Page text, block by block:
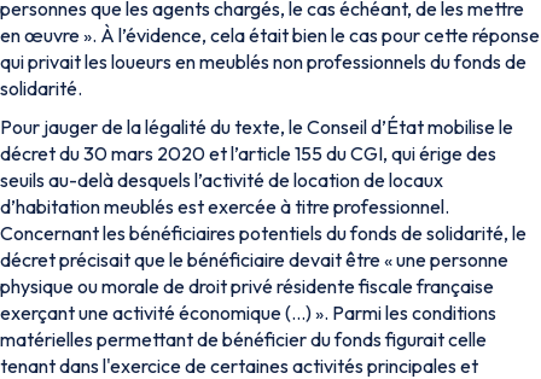
personnes que les agents chargés, le cas échéant, de les mettre
en œuvre ». À l’évidence, cela était bien le cas pour cette réponse
qui privait les loueurs en meublés non professionnels du fonds de
solidarité.
Pour jauger de la légalité du texte, le Conseil d’État mobilise le
décret du 30 mars 2020 et l’article 155 du CGI, qui érige des
seuils au-delà desquels l’activité de location de locaux
d’habitation meublés est exercée à titre professionnel.
Concernant les bénéficiaires potentiels du fonds de solidarité, le
décret précisait que le bénéficiaire devait être « une personne
physique ou morale de droit privé résidente fiscale française
exerçant une activité économique (...) ». Parmi les conditions
matérielles permettant de bénéficier du fonds figurait celle
tenant dans l'exercice de certaines activités principales et